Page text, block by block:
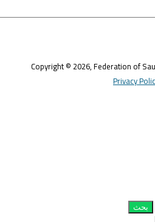
Copyright © 2026, Federation of
Privacy